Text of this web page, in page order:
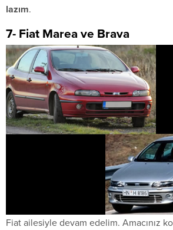
lazım.
7- Fiat Marea ve Brava
Fiat ailesiyle devam edelim. Amacınız